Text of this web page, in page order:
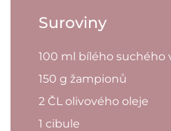
Suroviny
100 ml bílého suchého
150 g žampionů
2 ČL olivového oleje
1 cibule